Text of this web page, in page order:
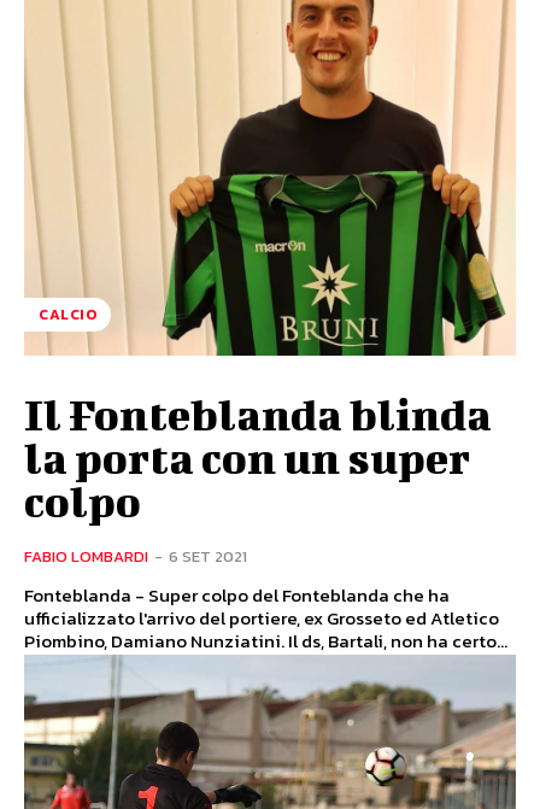
CALCIO
Il Fonteblanda blinda
la porta con un super
colpo
FABIO LOMBARDI - 6 SET 2021
Fonteblanda - Super colpo del Fonteblanda che ha
ufficializzato l'arrivo del portiere, ex Grosseto ed Atletico
Piombino, Damiano Nunziatini. Il ds, Bartali, non ha certo...